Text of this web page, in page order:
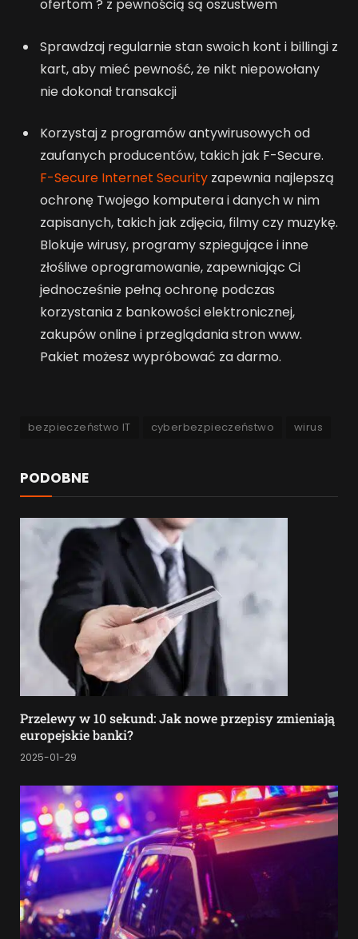
ofertom ? z pewnością są oszustwem
Sprawdzaj regularnie stan swoich kont i billingi z
kart, aby mieć pewność, że nikt niepowołany
nie dokonał transakcji
Korzystaj z programów antywirusowych od
zaufanych producentów, takich jak F-Secure.
F-Secure Internet Security zapewnia najlepszą
ochronę Twojego komputera i danych w nim
zapisanych, takich jak zdjęcia, filmy czy muzykę.
Blokuje wirusy, programy szpiegujące i inne
złośliwe oprogramowanie, zapewniając Ci
jednocześnie pełną ochronę podczas
korzystania z bankowości elektronicznej,
zakupów online i przeglądania stron www.
Pakiet możesz wypróbować za darmo.
bezpieczeństwo IT cyberbezpieczeństwo wirus
PODOBNE
Przelewy w 10 sekund: Jak nowe przepisy zmieniają
europejskie banki?
2025-01-29